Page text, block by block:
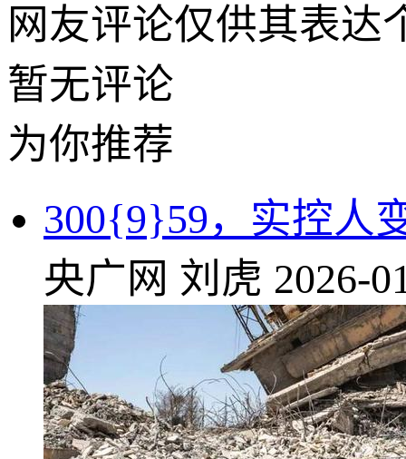
网友评论仅供其表达
暂无评论
为你推荐
300{9}59，实控人
央广网 刘虎 2026-